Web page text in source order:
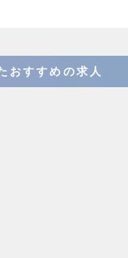
おすすめの求人